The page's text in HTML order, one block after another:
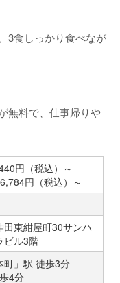
3食しっかり食べなが
無料で、仕事帰りや
円（税込）～
円（税込）～
田東紺屋町30サンハ
ビル3階
町」駅 徒歩3分
4分